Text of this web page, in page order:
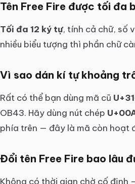
Tên Free Fire được tối đa
Tối đa 12 ký tự, tính cả chữ, số
nhiều biểu tượng thì phần chữ
Vì sao dán kí tự khoảng
Rất có thể bạn dùng mã cũ
OB43. Hãy dùng nút chép
phía trên — đây là mã còn hoạt
Đổi tên Free Fire bao lâu
Không có thời gian chờ cố định